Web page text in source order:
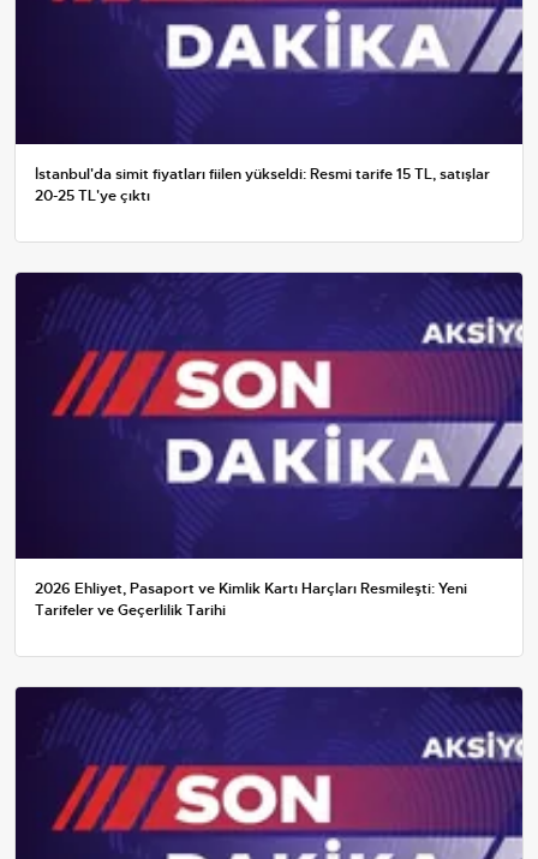
İstanbul'da simit fiyatları fiilen yükseldi: Resmi tarife 15 TL, satışlar
20-25 TL'ye çıktı
2026 Ehliyet, Pasaport ve Kimlik Kartı Harçları Resmileşti: Yeni
Tarifeler ve Geçerlilik Tarihi